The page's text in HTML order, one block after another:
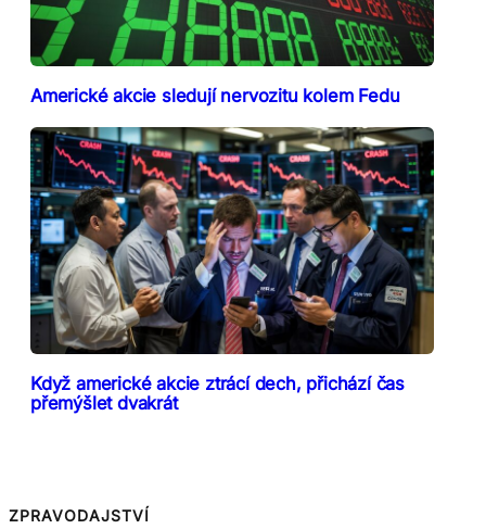
Americké akcie sledují nervozitu kolem Fedu
Když americké akcie ztrácí dech, přichází čas
přemýšlet dvakrát
ZPRAVODAJSTVÍ